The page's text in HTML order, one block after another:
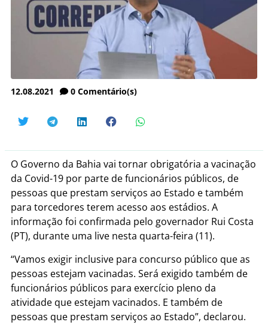
12.08.2021 0 Comentário(s)
O Governo da Bahia vai tornar obrigatória a vacinação
da Covid-19 por parte de funcionários públicos, de
pessoas que prestam serviços ao Estado e também
para torcedores terem acesso aos estádios. A
informação foi confirmada pelo governador Rui Costa
(PT), durante uma live nesta quarta-feira (11).
“Vamos exigir inclusive para concurso público que as
pessoas estejam vacinadas. Será exigido também de
funcionários públicos para exercício pleno da
atividade que estejam vacinados. E também de
pessoas que prestam serviços ao Estado”, declarou.